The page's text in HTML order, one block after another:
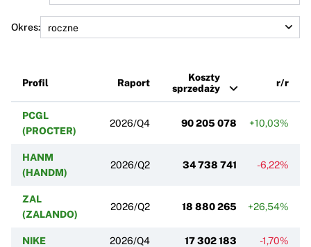
Okres:
Profil Raport
Koszty
sprzedaży
r/r
PCGL
(PROCTER)
2026/Q4 90 205 078 +10,03%
HANM
(HANDM)
2026/Q2 34 738 741 -6,22%
ZAL
(ZALANDO)
2026/Q2 18 880 265 +26,54%
NIKE 2026/Q4 17 302 183 -1,70%